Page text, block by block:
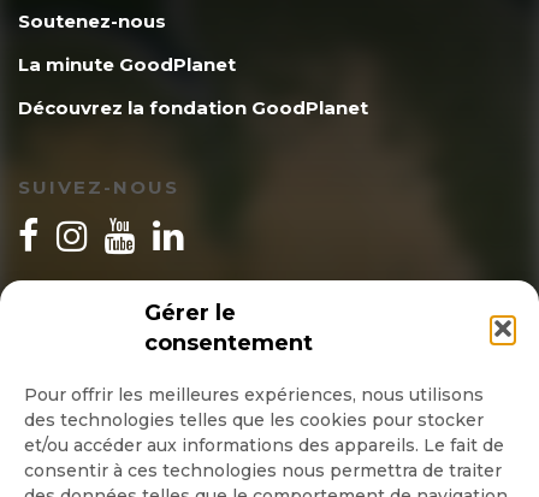
Gérer le
consentement
Pour offrir les meilleures expériences, nous utilisons
des technologies telles que les cookies pour stocker
et/ou accéder aux informations des appareils. Le fait de
consentir à ces technologies nous permettra de traiter
Soutenez-nous
La minute GoodPlanet
Découvrez la fondation GoodPlanet
SUIVEZ-NOUS
INSCRIPTION NEWSLETTER
Quotidienne
Hebdo